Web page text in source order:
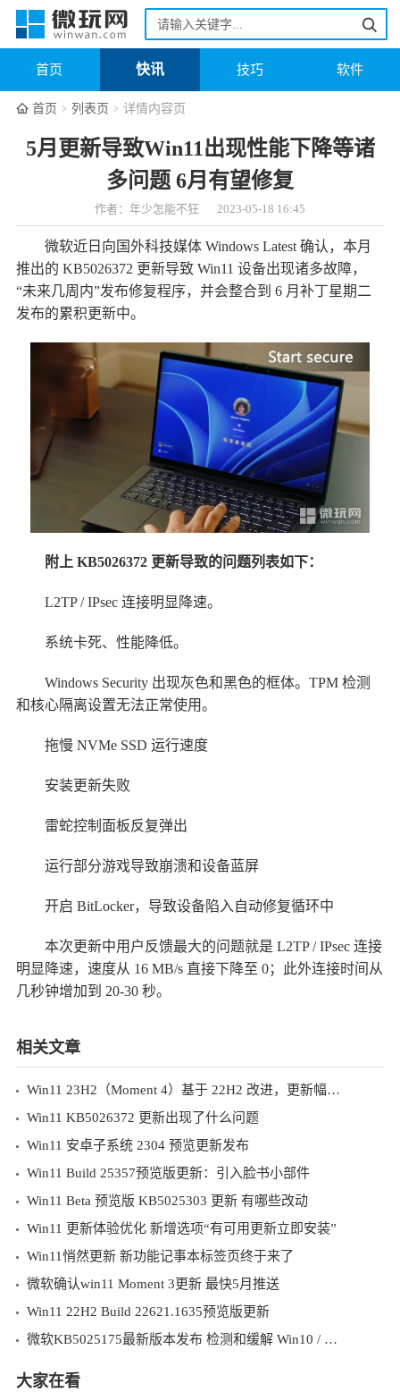
首页 快讯 技巧 软件
首页 列表页 详情内容页
5月更新导致Win11出现性能下降等诸
多问题 6月有望修复
作者：年少怎能不狂 2023-05-18 16:45
微软近日向国外科技媒体 Windows Latest 确认，本月
推出的 KB5026372 更新导致 Win11 设备出现诸多故障，
“未来几周内”发布修复程序，并会整合到 6 月补丁星期二
发布的累积更新中。
附上 KB5026372 更新导致的问题列表如下：
L2TP / IPsec 连接明显降速。
系统卡死、性能降低。
Windows Security 出现灰色和黑色的框体。TPM 检测
和核心隔离设置无法正常使用。
拖慢 NVMe SSD 运行速度
安装更新失败
雷蛇控制面板反复弹出
运行部分游戏导致崩溃和设备蓝屏
开启 BitLocker，导致设备陷入自动修复循环中
本次更新中用户反馈最大的问题就是 L2TP / IPsec 连接
明显降速，速度从 16 MB/s 直接下降至 0；此外连接时间从
几秒钟增加到 20-30 秒。
相关文章
Win11 23H2（Moment 4）基于 22H2 改进，更新幅度不大
Win11 KB5026372 更新出现了什么问题
Win11 安卓子系统 2304 预览更新发布
Win11 Build 25357预览版更新：引入脸书小部件
Win11 Beta 预览版 KB5025303 更新 有哪些改动
Win11 更新体验优化 新增选项“有可用更新立即安装”
Win11悄然更新 新功能记事本标签页终于来了
微软确认win11 Moment 3更新 最快5月推送
Win11 22H2 Build 22621.1635预览版更新
微软KB5025175最新版本发布 检测和缓解 Win10 / Win11 上的 CPU 漏洞
大家在看